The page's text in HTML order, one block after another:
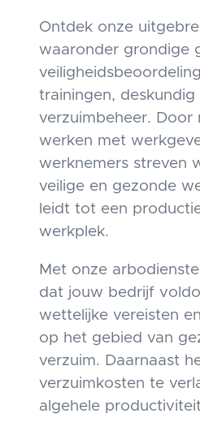
Ontdek onze
waaronder grondige
trainingen, deskundig
verzuimbeheer. Door
werken met
werknemers streven
veilige en gezonde
leidt tot een
werkplek.
Met onze
dat jouw bedrijf
wettelijke vereisten
op het gebied van
verzuim. Daarnaast
verzuimkosten te
algehele